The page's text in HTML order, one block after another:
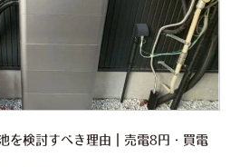
を検討すべき理由｜売電8円・買電